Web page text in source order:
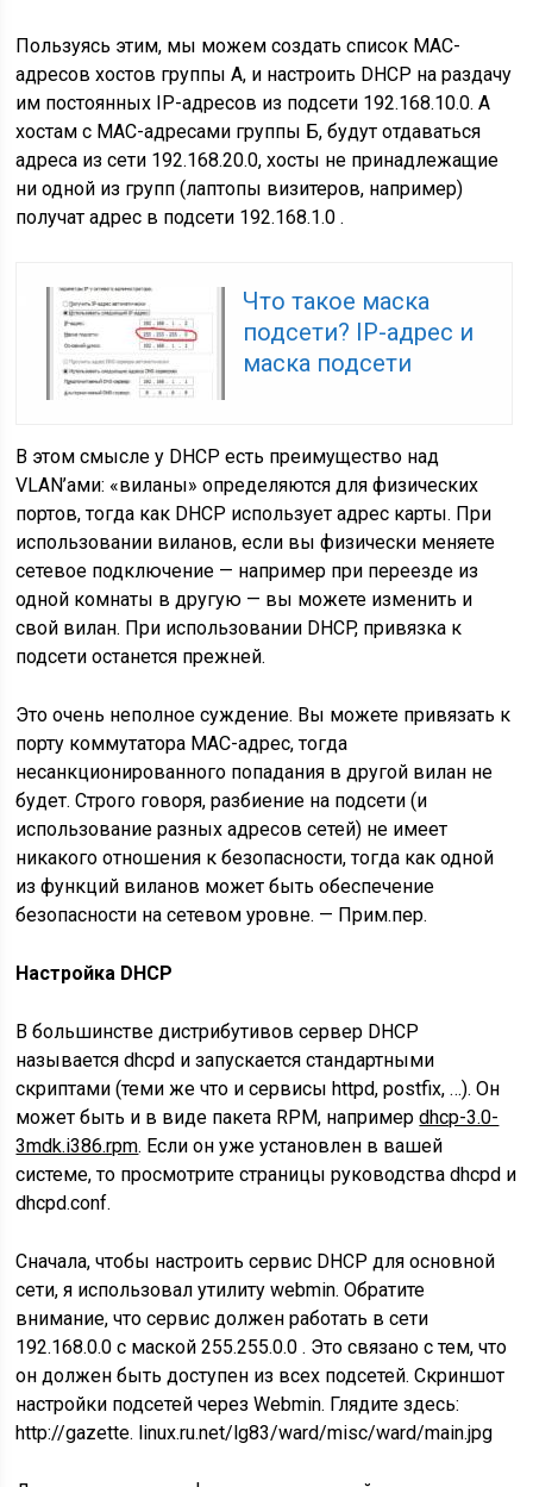
Пользуясь этим, мы можем создать список MAC-
адресов хостов группы А, и настроить DHCP на раздачу
им постоянных IP-адресов из подсети 192.168.10.0. А
хостам с MAC-адресами группы Б, будут отдаваться
адреса из сети 192.168.20.0, хосты не принадлежащие
ни одной из групп (лаптопы визитеров, например)
получат адрес в подсети 192.168.1.0 .
Что такое маска
подсети? IP-адрес и
маска подсети
В этом смысле у DHCP есть преимущество над
VLAN’ами: «виланы» определяются для физических
портов, тогда как DHCP использует адрес карты. При
использовании виланов, если вы физически меняете
сетевое подключение — например при переезде из
одной комнаты в другую — вы можете изменить и
свой вилан. При использовании DHCP, привязка к
подсети останется прежней.
Это очень неполное суждение. Вы можете привязать к
порту коммутатора MAC-адрес, тогда
несанкционированного попадания в другой вилан не
будет. Строго говоря, разбиение на подсети (и
использование разных адресов сетей) не имеет
никакого отношения к безопасности, тогда как одной
из функций виланов может быть обеспечение
безопасности на сетевом уровне. — Прим.пер.
Настройка DHCP
В большинстве дистрибутивов сервер DHCP
называется dhcpd и запускается стандартными
скриптами (теми же что и сервисы httpd, postfix, …). Он
может быть и в виде пакета RPM, напримерdhcp-3.0-
3mdk.i386.rpm. Если он уже установлен в вашей
системе, то просмотрите страницы руководства dhcpd и
dhcpd.conf.
Сначала, чтобы настроить сервис DHCP для основной
сети, я использовал утилиту webmin. Обратите
внимание, что сервис должен работать в сети
192.168.0.0 с маской 255.255.0.0 . Это связано с тем, что
он должен быть доступен из всех подсетей. Скриншот
настройки подсетей через Webmin. Глядите здесь:
http://gazette. linux.ru.net/lg83/ward/misc/ward/main.jpg